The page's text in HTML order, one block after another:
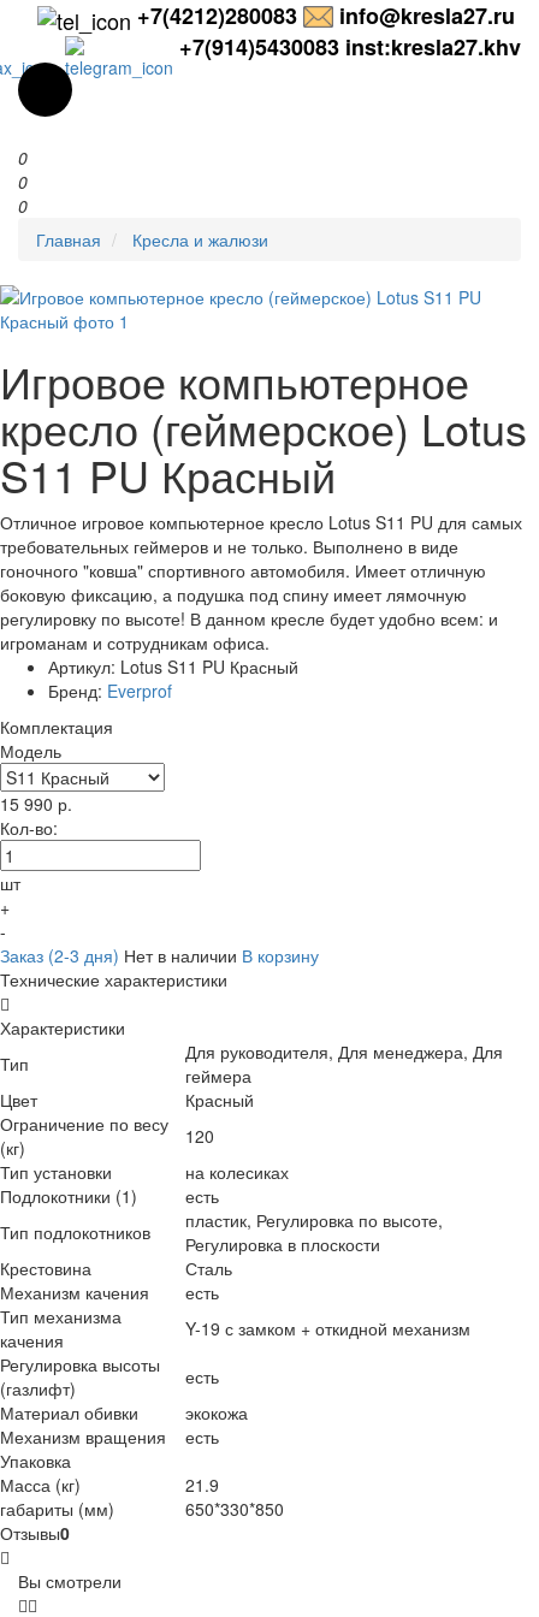
+7(4212)280083
info@kresla27.ru
+7(914)5430083 inst:kresla27.khv
0
0
0
Главная
Кресла и жалюзи
Игровое компьютерное
кресло (геймерское) Lotus
S11 PU Красный
Отличное игровое компьютерное кресло Lotus S11 PU для самых
требовательных геймеров и не только. Выполнено в виде
гоночного "ковша" спортивного автомобиля. Имеет отличную
боковую фиксацию, а подушка под спину имеет лямочную
регулировку по высоте! В данном кресле будет удобно всем: и
игроманам и сотрудникам офиса.
Артикул: Lotus S11 PU Красный
Бренд: Everprof
Комплектация
Модель
15 990 р.
Кол-во:
шт
+
-
Заказ (2-3 дня) Нет в наличии В корзину
Технические характеристики
Характеристики
Тип
Для руководителя, Для менеджера, Для
геймера
Цвет
Красный
Ограничение по весу
(кг)
120
Тип установки
на колесиках
Подлокотники (1)
есть
Тип подлокотников
пластик, Регулировка по высоте,
Регулировка в плоскости
Крестовина
Сталь
Механизм качения
есть
Тип механизма
качения
Y-19 с замком + откидной механизм
Регулировка высоты
(газлифт)
есть
Материал обивки
экокожа
Механизм вращения
есть
Упаковка
Масса (кг)
21.9
габариты (мм)
650*330*850
Отзывы0
Вы смотрели